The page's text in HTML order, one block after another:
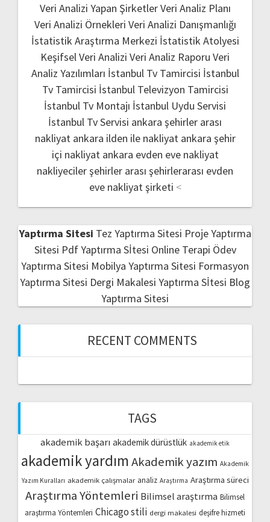
Veri Analizi Yapan ŞirketlerVeri Analiz Planı
Veri Analizi Örnekleri Veri Analizi Danışmanlığı
İstatistik Araştırma Merkezi İstatistik Atolyesi
Keşifsel Veri Analizi Veri Analiz Raporu Veri
Analiz Yazılımları İstanbul Tv Tamircisi İstanbul
Tv Tamircisi İstanbul Televizyon Tamircisi
İstanbul Tv Montajı İstanbul Uydu Servisi
İstanbul Tv Servisi ankara şehirler arası
nakliyat ankara ilden ile nakliyat ankara şehir
içi nakliyat ankara evden eve nakliyat
nakliyeciler şehirler arası şehirlerarası evden
eve nakliyat şirketi <
Yaptırma Sitesi Tez Yaptırma Sitesi Proje Yaptırma
Sitesi Pdf Yaptırma Sİtesi Online Terapi Ödev
Yaptırma Sitesi Mobilya Yaptırma Sitesi Formasyon
Yaptırma Sitesi Dergi Makalesi Yaptırma Sİtesi Blog
Yaptırma Sitesi
RECENT COMMENTS
TAGS
akademik başarı akademik dürüstlük akademik etik
akademik yardımAkademik yazım Akademik
Yazım Kuralları akademik çalışmalar analiz Araştırma Araştırma süreci
Araştırma Yöntemleri Bilimsel araştırma Bilimsel
araştırma Yöntemleri Chicago stili dergi makalesi deşifre hizmeti